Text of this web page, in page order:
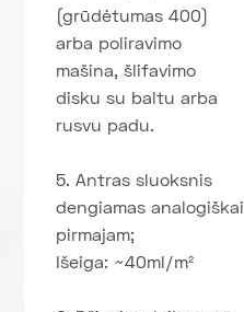
(grūdėtumas 400)
arba poliravimo
mašina, šlifavimo
disku su baltu arba
rusvu padu.
5. Antras sluoksnis
dengiamas analogiškai
pirmajam;
Išeiga: ~40ml/m²